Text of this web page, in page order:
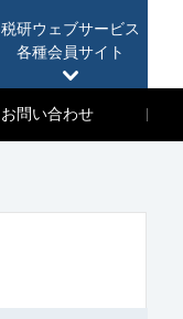
税研ウェブサービス
各種会員サイト
お問い合わせ